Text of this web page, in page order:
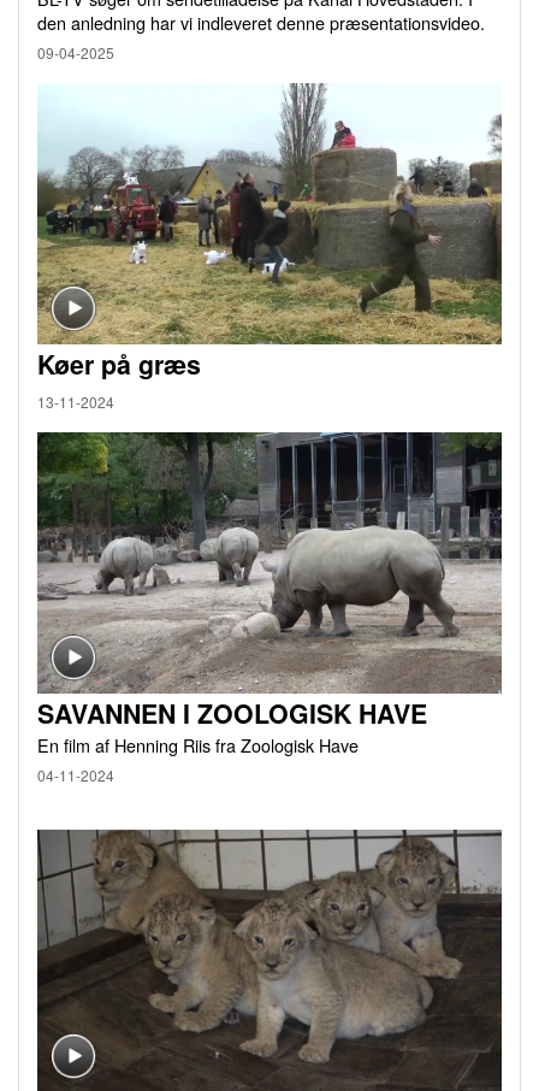
den anledning har vi indleveret denne præsentationsvideo.
09-04-2025
Køer på græs
13-11-2024
SAVANNEN I ZOOLOGISK HAVE
En film af Henning Riis fra Zoologisk Have
04-11-2024